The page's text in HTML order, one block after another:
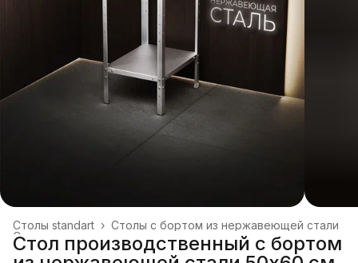
Столы с бортом из нержавеющей стали
Столы standart ›
Столы производственные
Нейтральное оборудование ›
Главная ›
Стол производственный с бортом